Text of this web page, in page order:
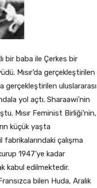
bir baba ile Çerkes bir
Mısır’da gerçekleştirilen
gerçekleştirilen uluslararası
yol açtı. Sharaawi’nin
Mısır Feminist Birliği’nin,
küçük yaşta
çalışma
1947’ye kadar
kabul edilmektedir.
bilen Huda, Aralık